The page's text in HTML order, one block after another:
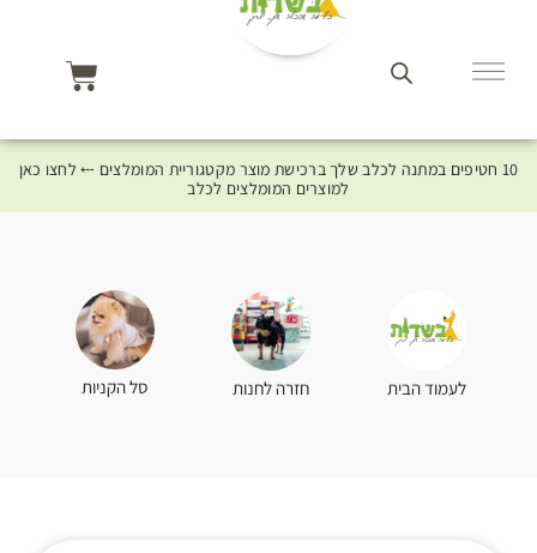
10 חטיפים במתנה לכלב שלך ברכישת מוצר מקטגוריית המומלצים ⤎ לחצו כאן
למוצרים המומלצים לכלב
לעמוד הבית חזרה לחנות סל הקניות